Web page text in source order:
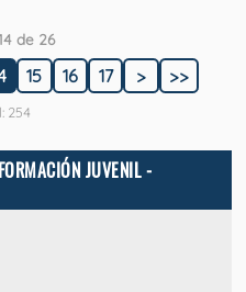
de 26
15 16 17 > >>
254
JUVENIL -